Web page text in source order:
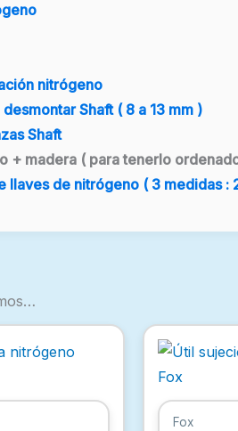
nitrógeno
Shaft ( 8 a 13 mm )
Shaft
+ madera ( para tenerlo
llaves de nitrógeno ( 3 medidas :
Fox